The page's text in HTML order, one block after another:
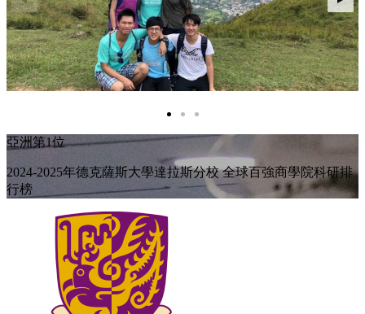
亞洲第1位
2024-2025年德克薩斯大學達拉斯分校 全球百強商學院科研排
行榜